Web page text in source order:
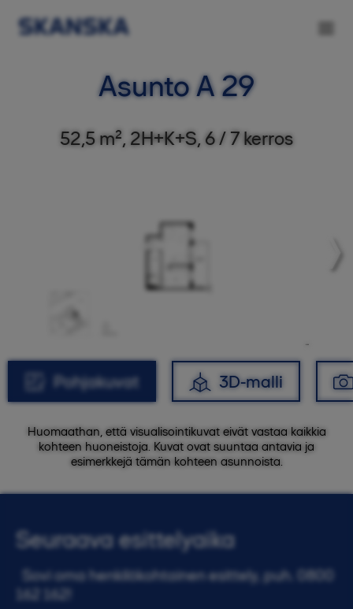
Asunto A 29
52,5 m², 2H+K+S, 6 / 7 kerros
Pohjakuvat 3D-malli
Huomaathan, että visualisointikuvat eivät vastaa kaikkia
kohteen huoneistoja. Kuvat ovat suuntaa antavia ja
esimerkkejä tämän kohteen asunnoista.
Seuraava esittelyaika
Sovi oma henkilökohtainen esittely, puh. 0800
162 162!